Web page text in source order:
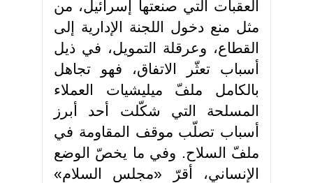
العقبات التي صنعتها إسرائيل، من
مثل منع دخول اللجنة الإدارية إلى
القطاع، وعرقلة التمويل، في ذيل
أسباب تعثّر الاتفاق، فهو تجاهل
بالكامل ملفّ ميليشيات العملاء
المسلحة التي شكّلت أحد أبرز
أسباب تصلّب موقف المقاومة في
ملفّ السلاح. وفي ما يخصّ الوضع
الإنساني، أقرّ «مجلس السلام»